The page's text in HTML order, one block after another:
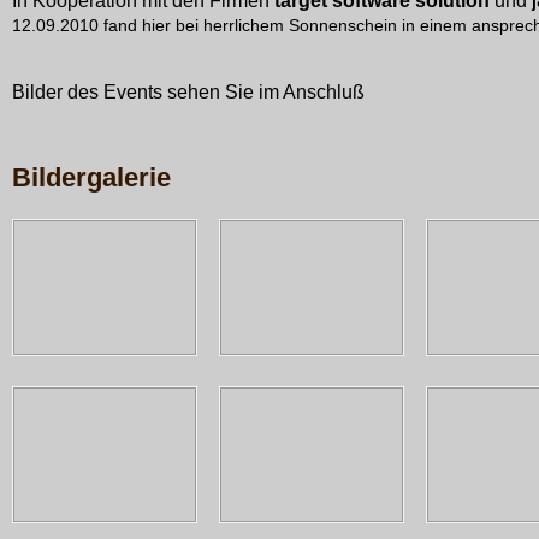
12.09.2010 fand hier bei herrlichem Sonnenschein in einem
Bilder des Events sehen Sie im Anschluß
Bildergalerie